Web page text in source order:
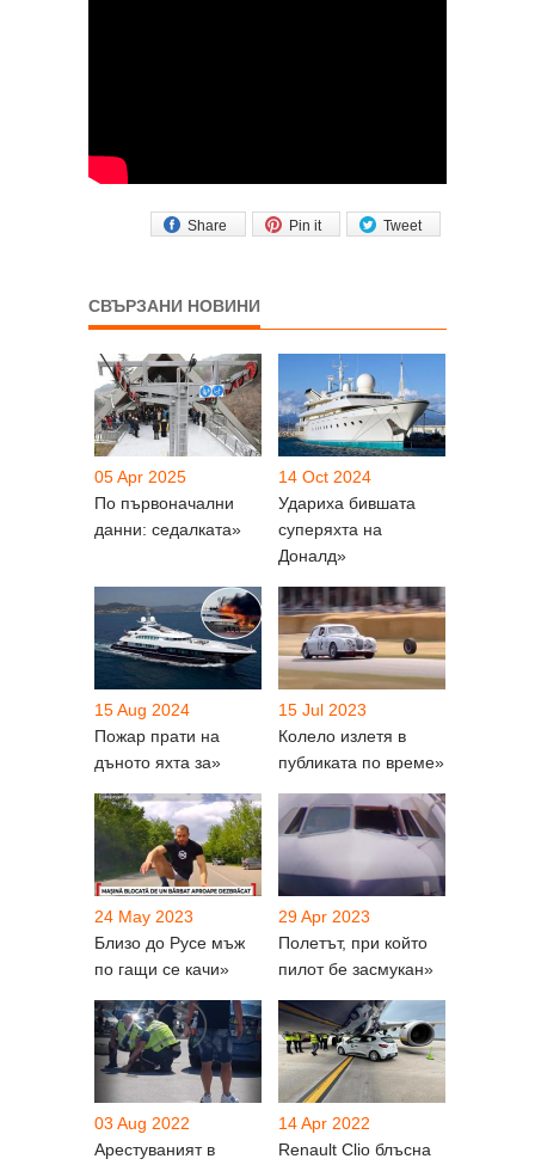
Tweet
Pin it
Share
СВЪРЗАНИ НОВИНИ
05 Apr 2025
По първоначални
данни: седалката»
14 Oct 2024
Удариха бившата
суперяхта на
Доналд»
15 Aug 2024
Пожар прати на
дъното яхта за»
15 Jul 2023
Колело излетя в
публиката по време»
24 May 2023
Близо до Русе мъж
по гащи се качи»
29 Apr 2023
Полетът, при който
пилот бе засмукан»
03 Aug 2022
Арестуваният в
14 Apr 2022
Renault Clio блъсна